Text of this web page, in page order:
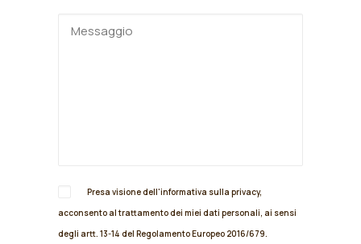
Presa visione dell'informativa sulla privacy,
acconsento al trattamento dei miei dati personali, ai sensi
degli artt. 13-14 del Regolamento Europeo 2016/679.